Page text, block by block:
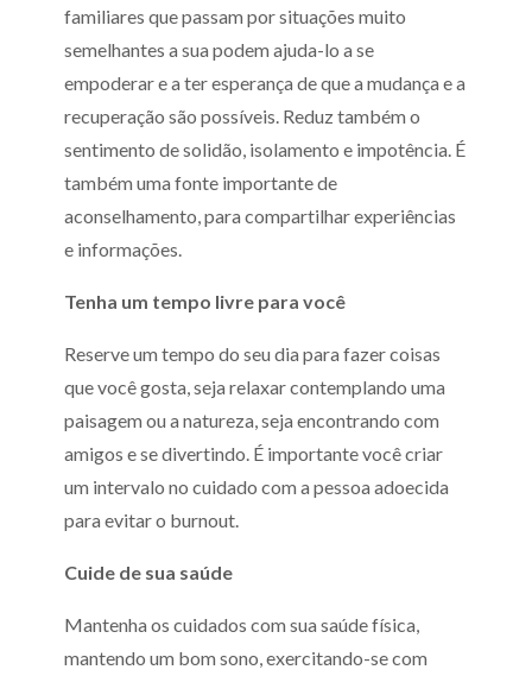
familiares que passam por situações muito
semelhantes a sua podem ajuda-lo a se
empoderar e a ter esperança de que a mudança e a
recuperação são possíveis. Reduz também o
sentimento de solidão, isolamento e impotência. É
também uma fonte importante de
aconselhamento, para compartilhar experiências
e informações.
Tenha um tempo livre para você
Reserve um tempo do seu dia para fazer coisas
que você gosta, seja relaxar contemplando uma
paisagem ou a natureza, seja encontrando com
amigos e se divertindo. É importante você criar
um intervalo no cuidado com a pessoa adoecida
para evitar o burnout.
Cuide de sua saúde
Mantenha os cuidados com sua saúde física,
mantendo um bom sono, exercitando-se com